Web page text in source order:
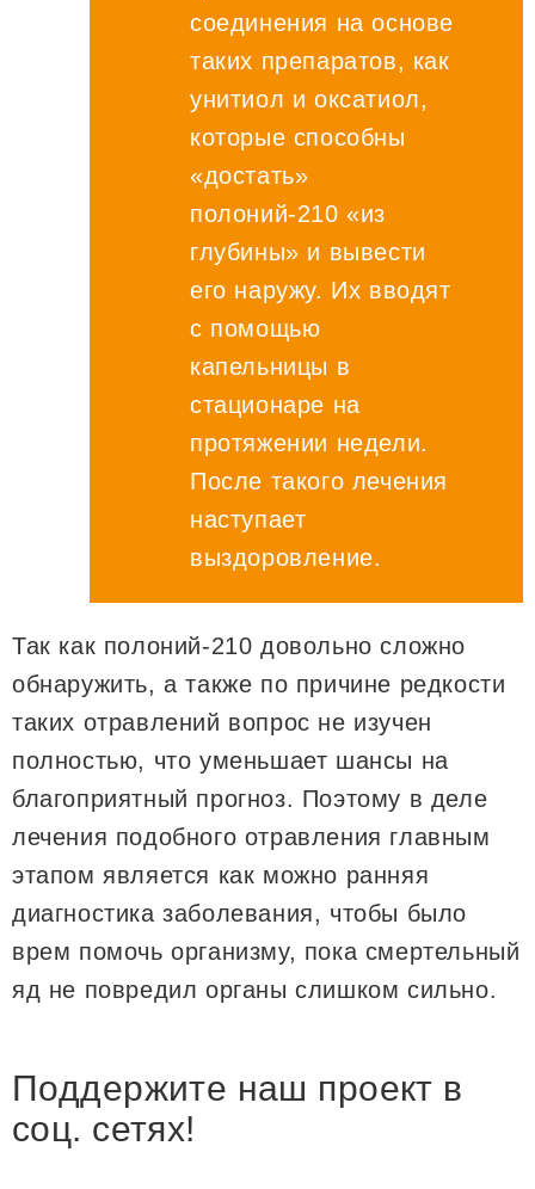
соединения на основе
таких препаратов, как
унитиол и оксатиол,
которые способны
«достать»
полоний-210 «из
глубины» и вывести
его наружу. Их вводят
с помощью
капельницы в
стационаре на
протяжении недели.
После такого лечения
наступает
выздоровление.
Так как полоний-210 довольно сложно
обнаружить, а также по причине редкости
таких отравлений вопрос не изучен
полностью, что уменьшает шансы на
благоприятный прогноз. Поэтому в деле
лечения подобного отравления главным
этапом является как можно ранняя
диагностика заболевания, чтобы было
врем помочь организму, пока смертельный
яд не повредил органы слишком сильно.
Поддержите наш проект в
соц. сетях!